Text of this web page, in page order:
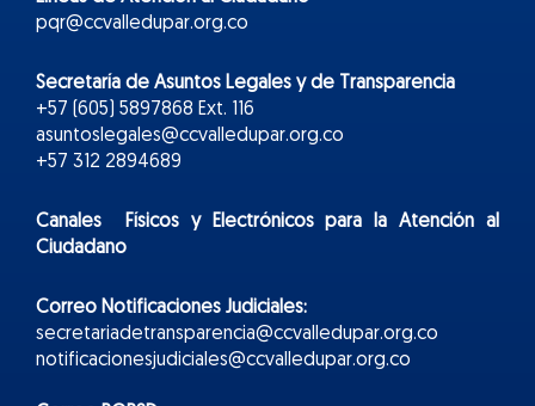
pqr@ccvalledupar.org.co
Secretaría de Asuntos Legales y de Transparencia
+57 (605) 5897868 Ext. 116
asuntoslegales@ccvalledupar.org.co
+57 312 2894689
Canales Físicos yElectrónicospara la Atención al
Ciudadano
Correo Notificaciones Judiciales:
secretariadetransparencia@ccvalledupar.org.co
notificacionesjudiciales@ccvalledupar.org.co